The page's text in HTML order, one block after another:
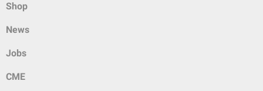
Shop
News
Jobs
CME